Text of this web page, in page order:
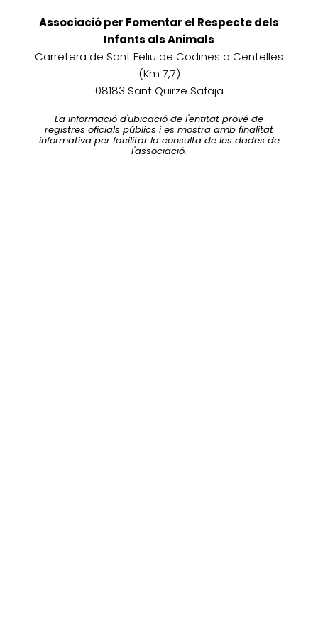
Associació per Fomentar el Respecte dels
Infants als Animals
Carretera de Sant Feliu de Codines a Centelles
(Km 7,7)
08183 Sant Quirze Safaja
La informació d'ubicació de l'entitat prové de
registres oficials públics i es mostra amb finalitat
informativa per facilitar la consulta de les dades de
l'associació.